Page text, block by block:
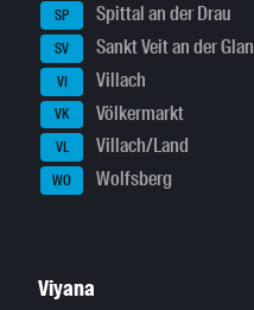
SP Spittal an der Drau
SV Sankt Veit an der Glan
VI Villach
VK Völkermarkt
VL Villach/Land
WO Wolfsberg
Viyana